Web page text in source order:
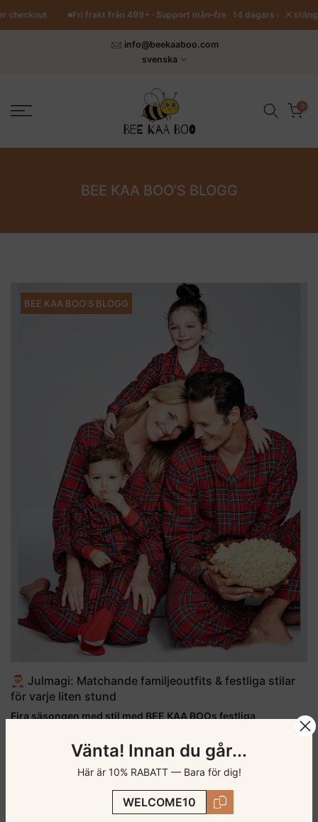
Vänta! Innan du går...
Här är 10% RABATT — Bara för dig!
WELCOME10
Hoppa
till
checkout Fri frakt från 499+ · Support mån–fre · 14 dagars returrätt
stäng
info@beekaaboo.com
svenska
0
BEE KAA BOO’S BLOGG
BEE KAA BOO’S BLOGG
🎅 Julmagi: Matchande familjeoutfits & festliga stilar
för varje liten stund
Fira säsongen med stil med BEE KAA BOOs festliga
mysiga babydräkter och glittrande julaccessoarer — perfekta
för varje härlig julstund.